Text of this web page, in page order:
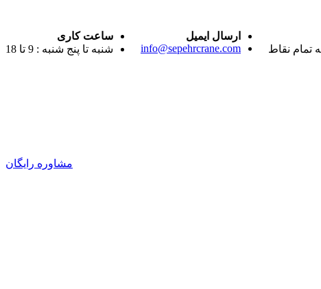
تمام نقاط
ارسال ایمیل
info@sepehrcrane.com
ساعت کاری
شنبه تا پنج شنبه : 9 تا 18
مشاوره رایگان